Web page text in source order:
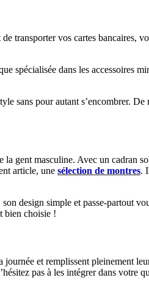
transporter vos cartes bancaires,
spécialisée dans les accessoires
sans pour autant s’encombrer. De
gent masculine. Avec un cadran
article, une sélection de montres.
design simple et passe-partout
bien choisie !
et remplissent pleinement
pas à les intégrer dans votre